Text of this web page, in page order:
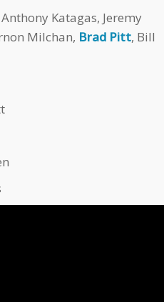
Katagas, Jeremy
Milchan, Brad Pitt, Bill